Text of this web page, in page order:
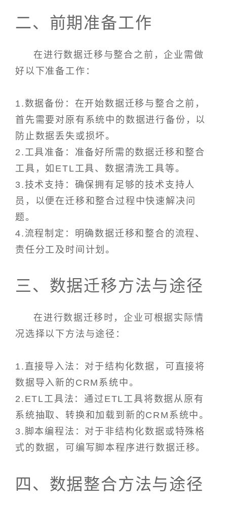
二、前期准备工作
在进行数据迁移与整合之前，企业需做
好以下准备工作：
1.数据备份：在开始数据迁移与整合之前，
首先需要对原有系统中的数据进行备份，以
防止数据丢失或损坏。
2.工具准备：准备好所需的数据迁移和整合
工具，如ETL工具、数据清洗工具等。
3.技术支持：确保拥有足够的技术支持人
员，以便在迁移和整合过程中快速解决问
题。
4.流程制定：明确数据迁移和整合的流程、
责任分工及时间计划。
三、数据迁移方法与途径
在进行数据迁移时，企业可根据实际情
况选择以下方法与途径：
1.直接导入法：对于结构化数据，可直接将
数据导入新的CRM系统中。
2.ETL工具法：通过ETL工具将数据从原有
系统抽取、转换和加载到新的CRM系统中。
3.脚本编程法：对于非结构化数据或特殊格
式的数据，可编写脚本程序进行数据迁移。
四、数据整合方法与途径